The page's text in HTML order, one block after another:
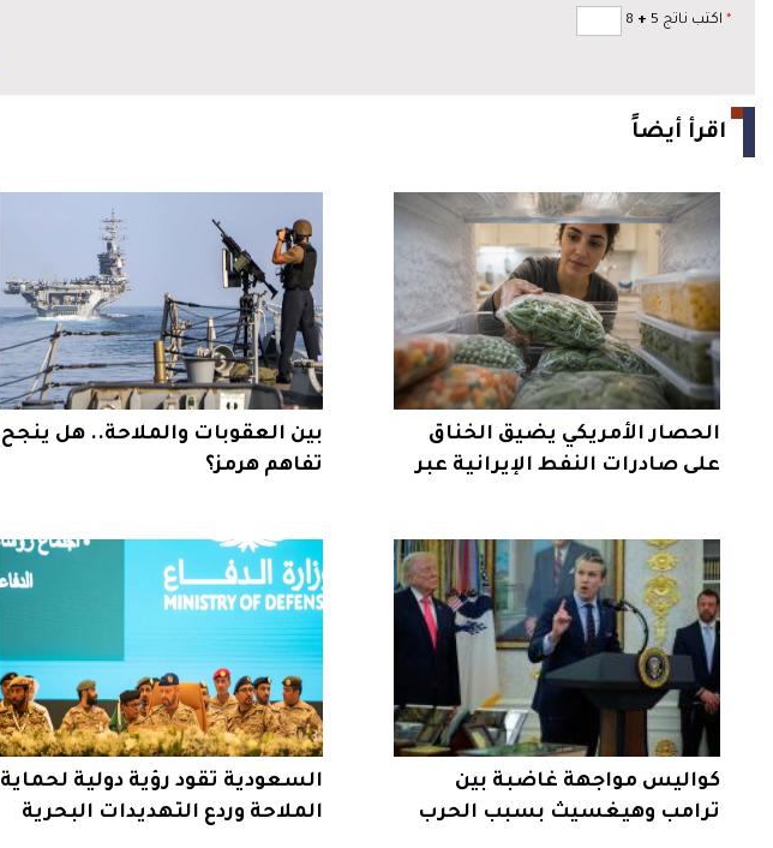
* اكتب ناتج 5 +
اقرأ أيضاً
الحصار الأمريكي يضيق الخناق
على صادرات النفط الإيرانية عبر
بين العقوبات والملاحة.. هل ينجح
تفاهم هرمز؟
كواليس مواجهة غاضبة بين
ترامب وهيغسيث بسبب الحرب
السعودية تقود رؤية دولية لحماية
الملاحة وردع التهديدات البحرية